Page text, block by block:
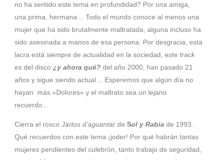
no ha sentido este tema en profundidad? Por una amiga,
una prima, hermana… Todo el mundo conoce al menos una
mujer que ha sido brutalmente maltratada, alguna incluso ha
sido asesinada a manos de esa persona. Por desgracia, esta
lacra está siempre de actualidad en la sociedad, este track
es del disco ¿y ahora qué? del año 2000, han pasado 21
años y sigue siendo actual… Esperemos que algún día no
hayan más «Dolores» y el maltrato sea un lejano
recuerdo…
Cierra el rosco Jartos d’aguantar de Sol y Rabia de 1993.
Qué recuerdos con este tema ¡joder! Por qué habrán tantas
mujeres pendientes del culebrón, tanto trabajo de seguridad,